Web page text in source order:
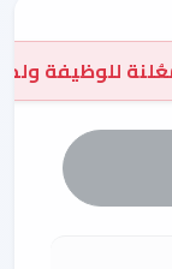
للوظيفة